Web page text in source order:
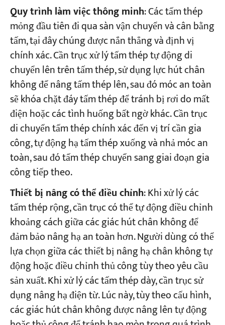
Quy trình làm việc thông minh: Các tấm thép
mỏng đầu tiên đi qua sàn vận chuyển và cân bằng
tấm, tại đây chúng được nắn thẳng và định vị
chính xác. Cần trục xử lý tấm thép tự động di
chuyển lên trên tấm thép, sử dụng lực hút chân
không để nâng tấm thép lên, sau đó móc an toàn
sẽ khóa chặt đáy tấm thép để tránh bị rơi do mất
điện hoặc các tình huống bất ngờ khác. Cần trục
di chuyển tấm thép chính xác đến vị trí cần gia
công, tự động hạ tấm thép xuống và nhả móc an
toàn, sau đó tấm thép chuyển sang giai đoạn gia
công tiếp theo.
Thiết bị nâng có thể điều chỉnh: Khi xử lý các
tấm thép rộng, cần trục có thể tự động điều chỉnh
khoảng cách giữa các giác hút chân không để
đảm bảo nâng hạ an toàn hơn. Người dùng có thể
lựa chọn giữa các thiết bị nâng hạ chân không tự
động hoặc điều chỉnh thủ công tùy theo yêu cầu
sản xuất. Khi xử lý các tấm thép dày, cần trục sử
dụng nâng hạ điện từ. Lúc này, tùy theo cấu hình,
các giác hút chân không được nâng lên tự động